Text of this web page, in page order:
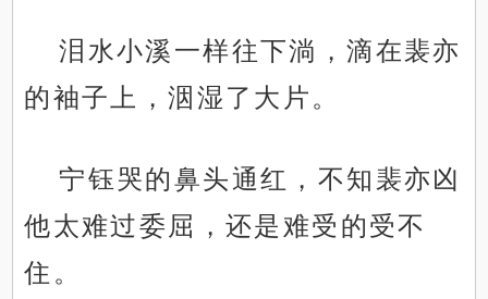
泪水小溪一样往下淌，滴在裴亦
的袖子上，洇湿了大片。
宁钰哭的鼻头通红，不知裴亦凶
他太难过委屈，还是难受的受不
住。